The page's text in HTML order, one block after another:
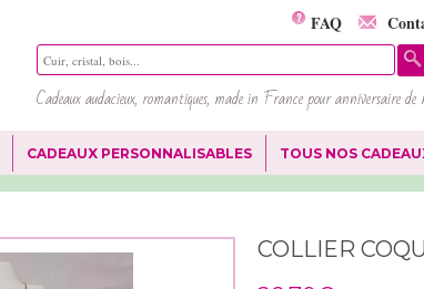
Cadeaux audacieux, romantiques, made in France pour anniversaire de
FAQ
CADEAUX PERSONNALISABLES TOUS NOS
COLLIER